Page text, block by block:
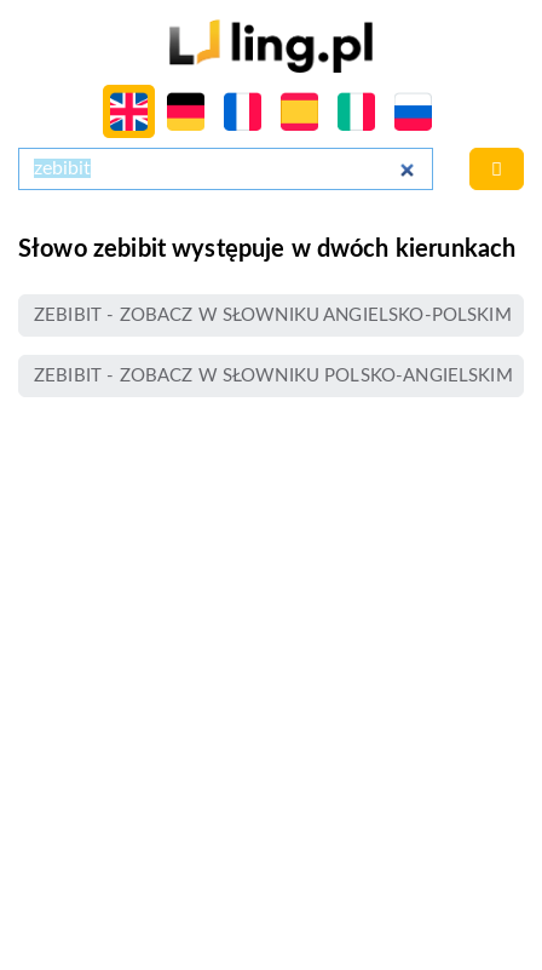
Słowo zebibit występuje w dwóch kierunkach
ZEBIBIT - ZOBACZ W SŁOWNIKU ANGIELSKO-POLSKIM
ZEBIBIT - ZOBACZ W SŁOWNIKU POLSKO-ANGIELSKIM